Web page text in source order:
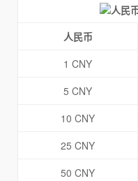
人民币
1 CNY
5 CNY
10 CNY
25 CNY
50 CNY